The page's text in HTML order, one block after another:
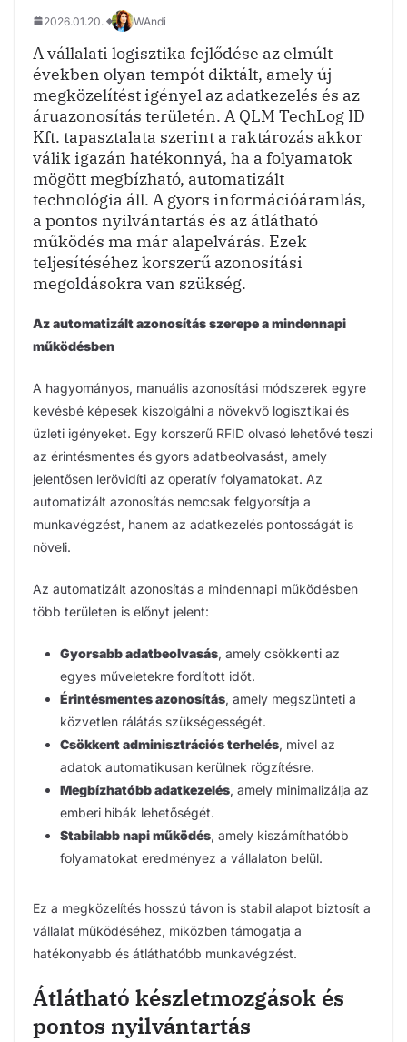
2026.01.20. WAndi
A vállalati logisztika fejlődése az elmúlt
években olyan tempót diktált, amely új
megközelítést igényel az adatkezelés és az
áruazonosítás területén. A QLM TechLog ID
Kft. tapasztalata szerint a raktározás akkor
válik igazán hatékonnyá, ha a folyamatok
mögött megbízható, automatizált
technológia áll. A gyors információáramlás,
a pontos nyilvántartás és az átlátható
működés ma már alapelvárás. Ezek
teljesítéséhez korszerű azonosítási
megoldásokra van szükség.
Az automatizált azonosítás szerepe a mindennapi
működésben
A hagyományos, manuális azonosítási módszerek egyre
kevésbé képesek kiszolgálni a növekvő logisztikai és
üzleti igényeket. Egy korszerű RFID olvasó lehetővé teszi
az érintésmentes és gyors adatbeolvasást, amely
jelentősen lerövidíti az operatív folyamatokat. Az
automatizált azonosítás nemcsak felgyorsítja a
munkavégzést, hanem az adatkezelés pontosságát is
növeli.
Az automatizált azonosítás a mindennapi működésben
több területen is előnyt jelent:
Gyorsabb adatbeolvasás, amely csökkenti az
egyes műveletekre fordított időt.
Érintésmentes azonosítás, amely megszünteti a
közvetlen rálátás szükségességét.
Csökkent adminisztrációs terhelés, mivel az
adatok automatikusan kerülnek rögzítésre.
Megbízhatóbb adatkezelés, amely minimalizálja az
emberi hibák lehetőségét.
Stabilabb napi működés, amely kiszámíthatóbb
folyamatokat eredményez a vállalaton belül.
Ez a megközelítés hosszú távon is stabil alapot biztosít a
vállalat működéséhez, miközben támogatja a
hatékonyabb és átláthatóbb munkavégzést.
Átlátható készletmozgások és
pontos nyilvántartás